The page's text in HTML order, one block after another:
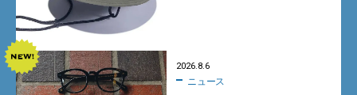
2026.8.6
ニュース